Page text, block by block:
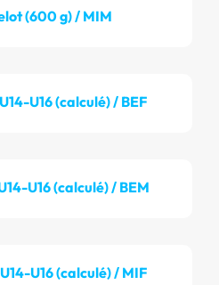
(600 g) / MIM
U16 (calculé) / BEF
U16 (calculé) / BEM
U16 (calculé) / MIF